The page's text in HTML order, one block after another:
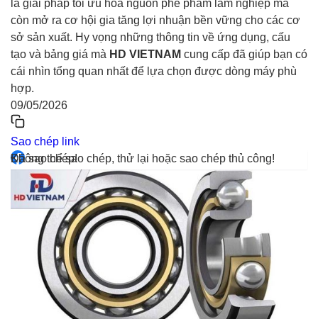
là giải pháp tối ưu hóa nguồn phế phẩm lâm nghiệp mà
còn mở ra cơ hội gia tăng lợi nhuận bền vững cho các cơ
sở sản xuất. Hy vọng những thông tin về ứng dụng, cấu
tạo và bảng giá mà HD VIETNAM cung cấp đã giúp bạn có
cái nhìn tổng quan nhất để lựa chọn được dòng máy phù
hợp.
09/05/2026
Sao chép link
Đã sao chép!
Không thể sao chép, thử lại hoặc sao chép thủ công!